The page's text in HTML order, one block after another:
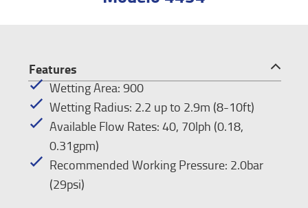
Features
Wetting Area: 900
Wetting Radius: 2.2 up to 2.9m (8-10ft)
Available Flow Rates: 40, 70lph (0.18,
0.31gpm)
Recommended Working Pressure: 2.0bar
(29psi)